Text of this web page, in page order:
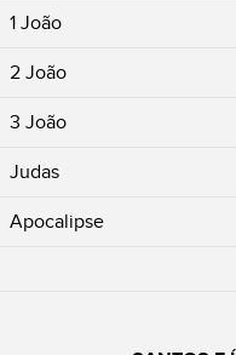
1 João
2 João
3 João
Judas
Apocalipse